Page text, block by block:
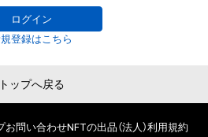
50
ログイン
登録はこちら
トップへ戻る
お問い合わせNFTの出品（法人）利用規約